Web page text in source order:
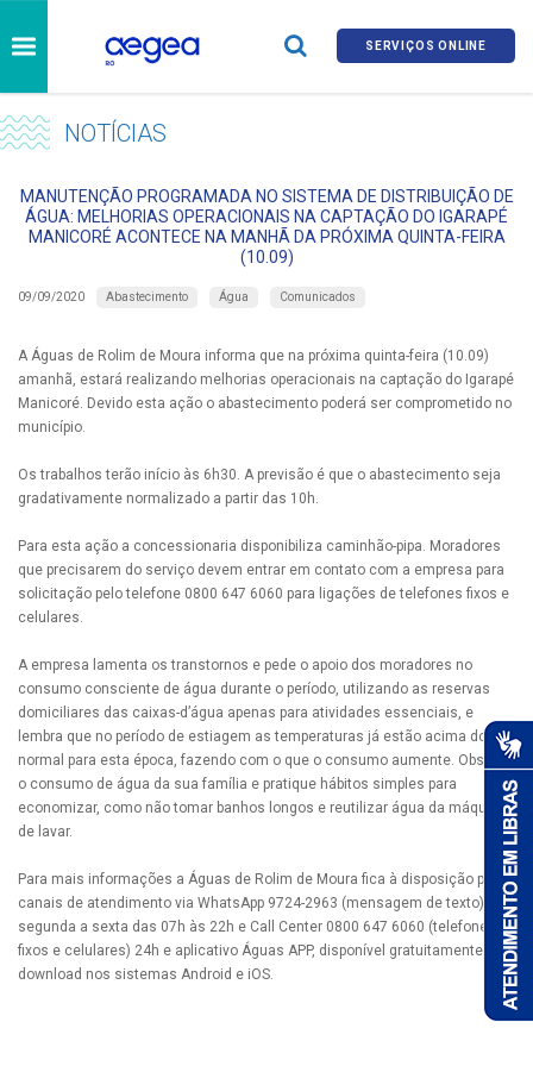
SERVIÇOS ONLINE
NOTÍCIAS
MANUTENÇÃO PROGRAMADA NO SISTEMA DE DISTRIBUIÇÃO DE
ÁGUA: MELHORIAS OPERACIONAIS NA CAPTAÇÃO DO IGARAPÉ
MANICORÉ ACONTECE NA MANHÃ DA PRÓXIMA QUINTA-FEIRA
(10.09)
09/09/2020 Abastecimento Água Comunicados
A Águas de Rolim de Moura informa que na próxima quinta-feira (10.09)
amanhã, estará realizando melhorias operacionais na captação do Igarapé
Manicoré. Devido esta ação o abastecimento poderá ser comprometido no
município.
Os trabalhos terão início às 6h30. A previsão é que o abastecimento seja
gradativamente normalizado a partir das 10h.
Para esta ação a concessionaria disponibiliza caminhão-pipa. Moradores
que precisarem do serviço devem entrar em contato com a empresa para
solicitação pelo telefone 0800 647 6060 para ligações de telefones fixos e
celulares.
A empresa lamenta os transtornos e pede o apoio dos moradores no
consumo consciente de água durante o período, utilizando as reservas
domiciliares das caixas-d’água apenas para atividades essenciais, e
lembra que no período de estiagem as temperaturas já estão acima do
normal para esta época, fazendo com o que o consumo aumente. Observe
o consumo de água da sua família e pratique hábitos simples para
economizar, como não tomar banhos longos e reutilizar água da máquina
de lavar.
Para mais informações a Águas de Rolim de Moura fica à disposição pelos
canais de atendimento via WhatsApp 9724-2963 (mensagem de texto) de
segunda a sexta das 07h às 22h e Call Center 0800 647 6060 (telefones
fixos e celulares) 24h e aplicativo Águas APP, disponível gratuitamente para
download nos sistemas Android e iOS.